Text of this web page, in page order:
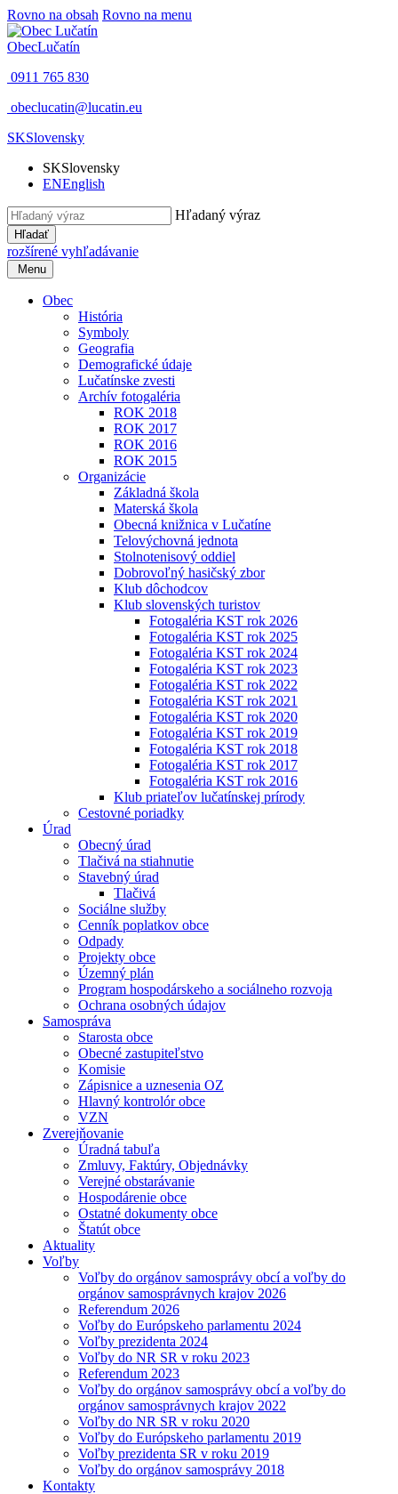
Rovno na obsah Rovno na menu
ObecLučatín
0911 765 830
obeclucatin@lucatin.eu
SKSlovensky
SKSlovensky
ENEnglish
Hľadaný výraz
Hľadať
rozšírené vyhľadávanie
Menu
Obec
História
Symboly
Geografia
Demografické údaje
Lučatínske zvesti
Archív fotogaléria
ROK 2018
ROK 2017
ROK 2016
ROK 2015
Organizácie
Základná škola
Materská škola
Obecná knižnica v Lučatíne
Telovýchovná jednota
Stolnotenisový oddiel
Dobrovoľný hasičský zbor
Klub dôchodcov
Klub slovenských turistov
Fotogaléria KST rok 2026
Fotogaléria KST rok 2025
Fotogaléria KST rok 2024
Fotogaléria KST rok 2023
Fotogaléria KST rok 2022
Fotogaléria KST rok 2021
Fotogaléria KST rok 2020
Fotogaléria KST rok 2019
Fotogaléria KST rok 2018
Fotogaléria KST rok 2017
Fotogaléria KST rok 2016
Klub priateľov lučatínskej prírody
Cestovné poriadky
Úrad
Obecný úrad
Tlačivá na stiahnutie
Stavebný úrad
Tlačivá
Sociálne služby
Cenník poplatkov obce
Odpady
Projekty obce
Územný plán
Program hospodárskeho a sociálneho rozvoja
Ochrana osobných údajov
Samospráva
Starosta obce
Obecné zastupiteľstvo
Komisie
Zápisnice a uznesenia OZ
Hlavný kontrolór obce
VZN
Zverejňovanie
Úradná tabuľa
Zmluvy, Faktúry, Objednávky
Verejné obstarávanie
Hospodárenie obce
Ostatné dokumenty obce
Štatút obce
Aktuality
Voľby
Voľby do orgánov samosprávy obcí a voľby do
orgánov samosprávnych krajov 2026
Referendum 2026
Voľby do Európskeho parlamentu 2024
Voľby prezidenta 2024
Voľby do NR SR v roku 2023
Referendum 2023
Voľby do orgánov samosprávy obcí a voľby do
orgánov samosprávnych krajov 2022
Voľby do NR SR v roku 2020
Voľby do Európskeho parlamentu 2019
Voľby prezidenta SR v roku 2019
Voľby do orgánov samosprávy 2018
Kontakty